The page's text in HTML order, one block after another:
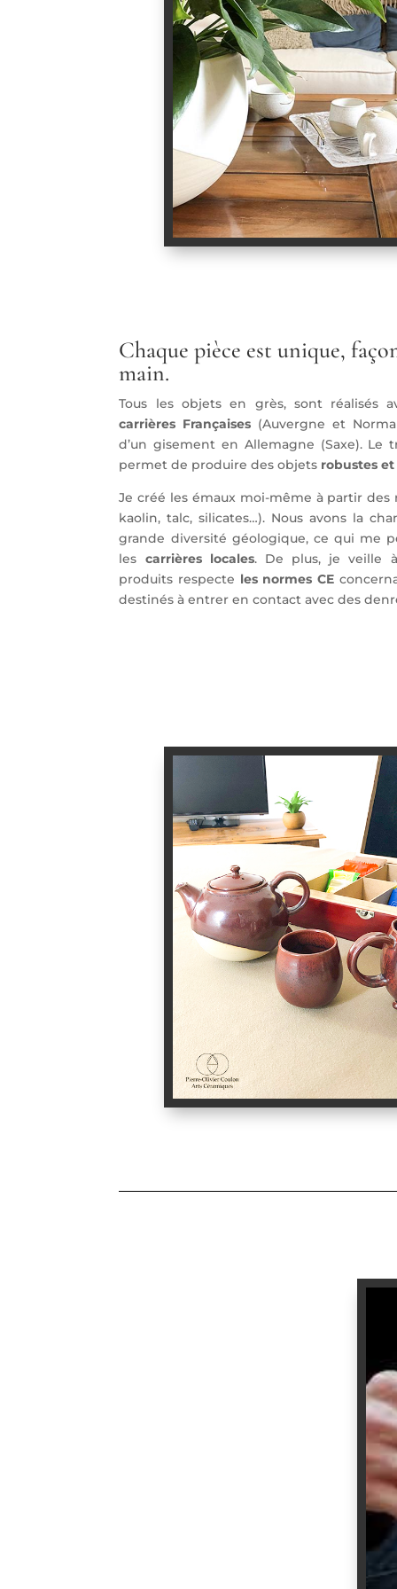
Chaque pièce est unique,
main.
Tous les objets en grès, sont réalisés
carrières Françaises (Auvergne et
d’un gisement en Allemagne (Saxe). Le
permet de produire des objets robustes
Je créé les émaux moi-même à partir des
kaolin, talc, silicates…). Nous avons la
grande diversité géologique, ce qui me
les carrières locales. De plus, je veille
produits respecte les normes CE
destinés à entrer en contact avec des